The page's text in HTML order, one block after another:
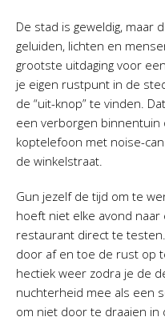
De stad is geweldig, maar
geluiden, lichten en
grootste uitdaging voor
je eigen rustpunt in de
de “uit-knop” te vinden.
een verborgen binnentuin
koptelefoon met noise-
de winkelstraat.
Gun jezelf de tijd om te
hoeft niet elke avond
restaurant direct te
door af en toe de rust op
hectiek weer zodra je de
nuchterheid mee als een
om niet door te draaien in